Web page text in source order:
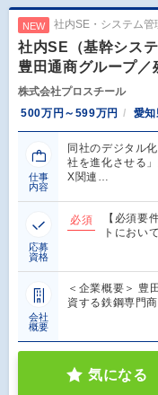
NEW 社内SE・システム管
社内SE（基幹シス
豊田通商グループ
株式会社プロスチール
500万円～599万円
愛
仕事
内容
同社のデジタル
社を進化させる
X関連…
応募
資格
必須
【必須要
トにおい
会社
概要
＜企業概要＞ 豊
資する鉄鋼専門
気になる